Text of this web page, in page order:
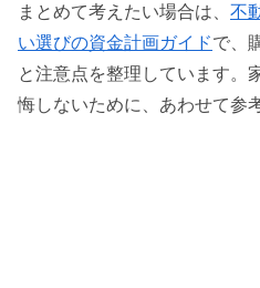
まとめて考えたい場合は、 不
い選びの資金計画ガイドで、
と注意点を整理しています。
悔しないために、あわせて参